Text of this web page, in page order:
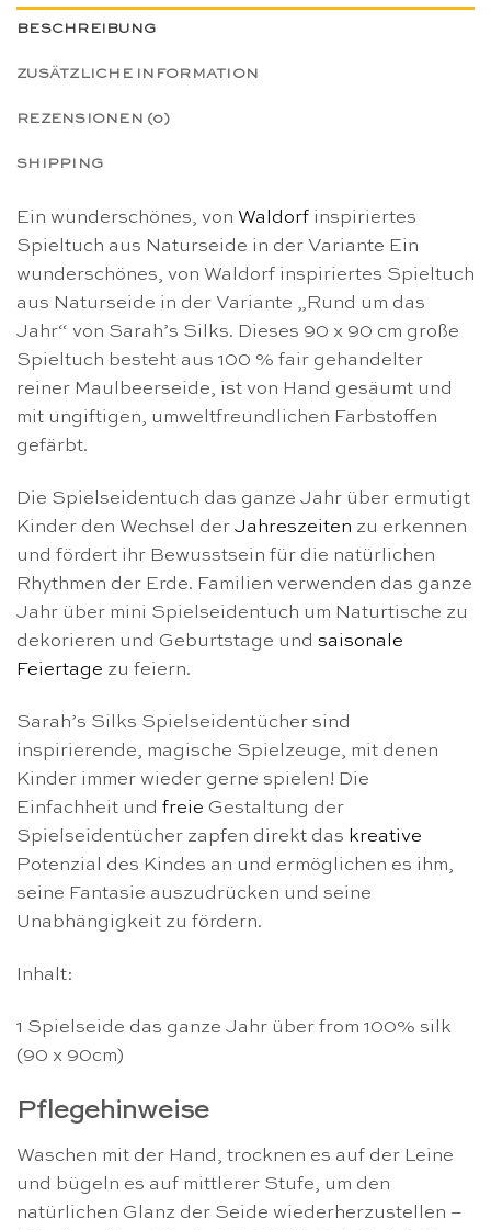
BESCHREIBUNG
ZUSÄTZLICHE INFORMATION
REZENSIONEN (0)
SHIPPING
Ein wunderschönes, von Waldorf inspiriertes
Spieltuch aus Naturseide in der Variante Ein
wunderschönes, von Waldorf inspiriertes Spieltuch
aus Naturseide in der Variante „Rund um das
Jahr“ von Sarah’s Silks. Dieses 90 x 90 cm große
Spieltuch besteht aus 100 % fair gehandelter
reiner Maulbeerseide, ist von Hand gesäumt und
mit ungiftigen, umweltfreundlichen Farbstoffen
gefärbt.
Die Spielseidentuch das ganze Jahr über ermutigt
Kinder den Wechsel der Jahreszeiten zu erkennen
und fördert ihr Bewusstsein für die natürlichen
Rhythmen der Erde. Familien verwenden das ganze
Jahr über mini Spielseidentuch um Naturtische zu
dekorieren und Geburtstage und saisonale
Feiertage zu feiern.
Sarah’s Silks Spielseidentücher sind
inspirierende, magische Spielzeuge, mit denen
Kinder immer wieder gerne spielen! Die
Einfachheit und freie Gestaltung der
Spielseidentücher zapfen direkt das kreative
Potenzial des Kindes an und ermöglichen es ihm,
seine Fantasie auszudrücken und seine
Unabhängigkeit zu fördern.
Inhalt:
1 Spielseide das ganze Jahr über from 100% silk
(90 x 90cm)
Pflegehinweise
Waschen mit der Hand, trocknen es auf der Leine
und bügeln es auf mittlerer Stufe, um den
natürlichen Glanz der Seide wiederherzustellen –